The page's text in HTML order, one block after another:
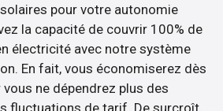
pour votre autonomie
la capacité de couvrir 100% de
électricité avec notre système
En fait, vous économiserez dès
vous ne dépendrez plus des
fluctuations de tarif. De surcroît,